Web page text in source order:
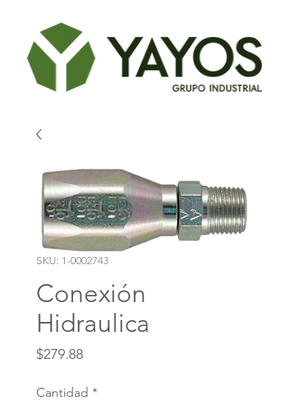
SKU: 1-0002743
Conexión
Hidraulica
$279.88Precio
Cantidad *